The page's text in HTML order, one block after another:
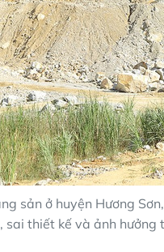
sản ở huyện Hương
sai thiết kế và ảnh